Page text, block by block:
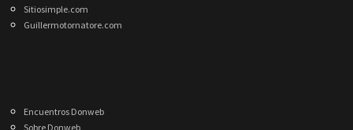
Sitiosimple.com
Guillermotornatore.com
Encuentros Donweb
Sobre Donweb